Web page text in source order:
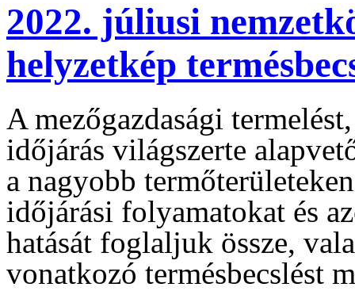
2022. júliusi
helyzetkép
A mezőgazdasági
időjárás világszerte
a nagyobb
időjárási folyamatokat és
hatását foglaljuk össze,
vonatkozó termésbecslést